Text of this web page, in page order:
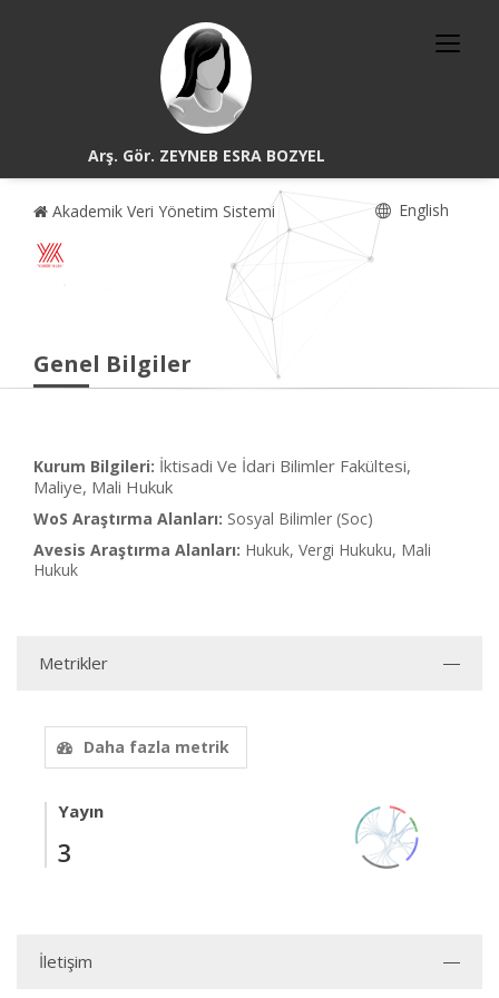
Arş. Gör. ZEYNEB ESRA BOZYEL
Akademik Veri Yönetim Sistemi English
Genel Bilgiler
Kurum Bilgileri: İktisadi Ve İdari Bilimler Fakültesi,
Maliye, Mali Hukuk
WoS Araştırma Alanları: Sosyal Bilimler (Soc)
Avesis Araştırma Alanları: Hukuk, Vergi Hukuku, Mali
Hukuk
Metrikler
Daha fazla metrik
Yayın
3
İletişim